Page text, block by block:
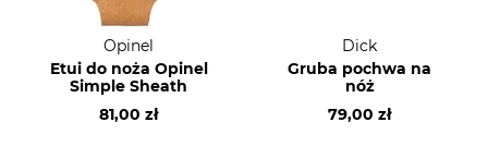
Opinel
Etui do noża Opinel
Simple Sheath
81,00 zł
Dick
Gruba pochwa na
nóż
79,00 zł